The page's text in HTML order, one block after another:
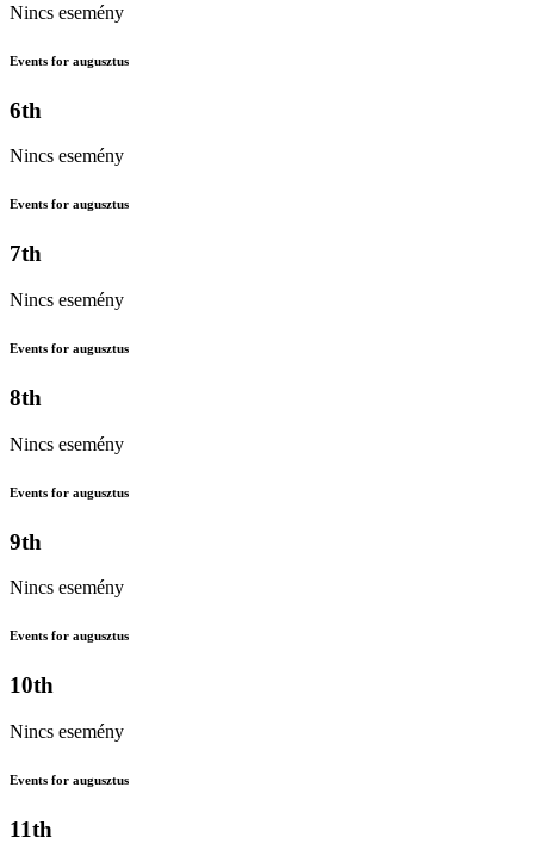
Nincs esemény
Events for augusztus
6th
Nincs esemény
Events for augusztus
7th
Nincs esemény
Events for augusztus
8th
Nincs esemény
Events for augusztus
9th
Nincs esemény
Events for augusztus
10th
Nincs esemény
Events for augusztus
11th